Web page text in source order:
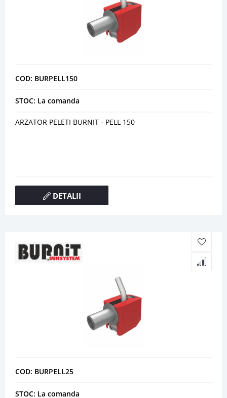
COD: BURPELL150
STOC: La comanda
ARZATOR PELETI BURNIT - PELL 150
DETALII
COD: BURPELL25
STOC: La comanda